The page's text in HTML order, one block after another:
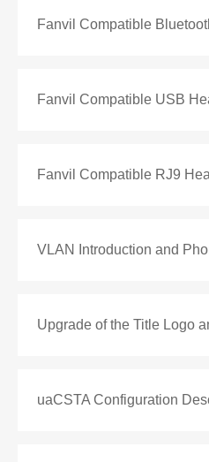
Fanvil Compatible
Fanvil Compatible USB
Fanvil Compatible RJ9
VLAN Introduction and
uaCSTA Configuration